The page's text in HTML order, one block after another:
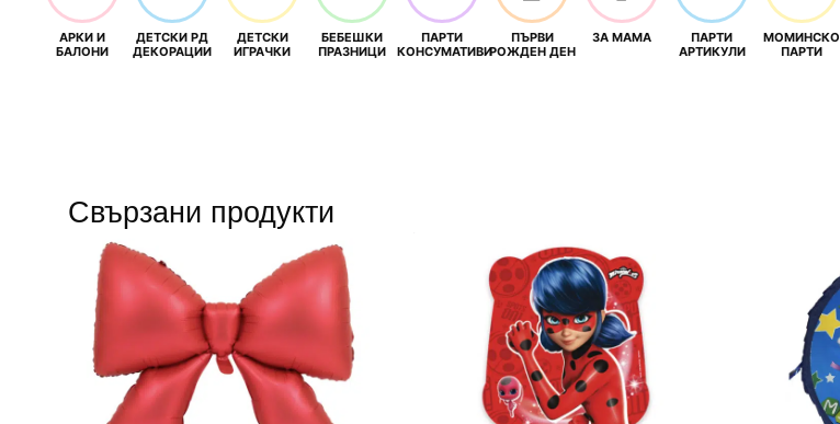
АРКИ И
БАЛОНИ
ДЕТСКИ РД
ДЕКОРАЦИИ
ДЕТСКИ
ИГРАЧКИ
БЕБЕШКИ
ПРАЗНИЦИ
ПАРТИ
КОНСУМАТИВИ
ПЪРВИ
РОЖДЕН ДЕН
ЗА МАМА
ПАРТИ
АРТИКУЛИ
МОМИНСКО
ПАРТИ
Свързани продукти